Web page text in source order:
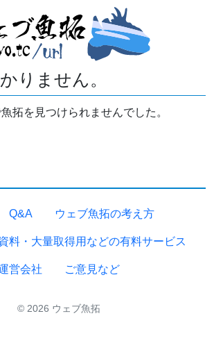
りません。
拓を見つけられませんでした。
Q&A ウェブ魚拓の考え方
料・大量取得用などの有料サービス
営会社 ご意見など
© 2026 ウェブ魚拓